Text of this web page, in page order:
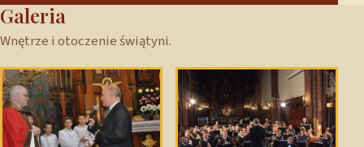
Galeria
Wnętrze i otoczenie świątyni.